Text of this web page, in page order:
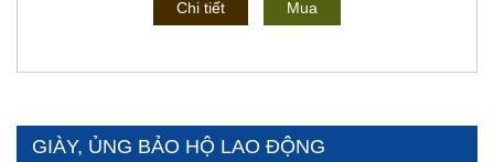
Chi tiết Mua
GIÀY, ỦNG BẢO HỘ LAO ĐỘNG